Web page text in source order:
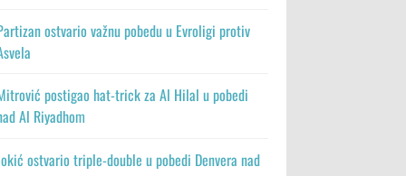
ostvario važnu pobedu u Evroligi protiv
postigao hat-trick za Al Hilal u pobedi
Al Riyadhom
ostvario triple-double u pobedi Denvera nad